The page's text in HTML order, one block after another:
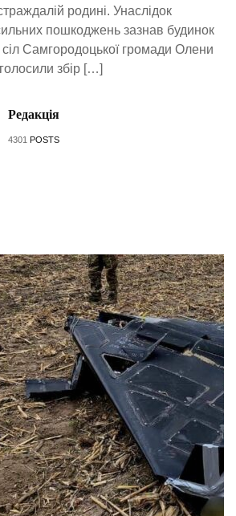
родині. Унаслідок
сильних пошкоджень зазнав будинок
сіл Самгородоцької громади Олени
збір […]
Редакція
4301 POSTS